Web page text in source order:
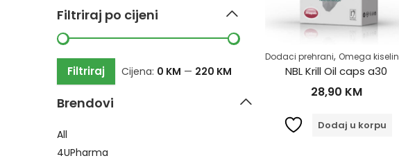
Dodaci prehrani, Omega kiseline
NBL Krill Oil caps a30
28,90 KM
Dodaj u korpu
Filtriraj po cijeni
Filtriraj Cijena: 0 KM — 220 KM
Brendovi
All
4UPharma